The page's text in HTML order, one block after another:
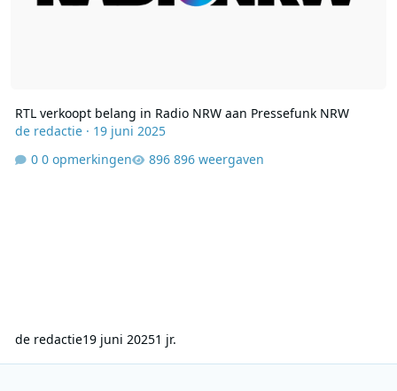
RTL verkoopt belang in Radio NRW aan Pressefunk NRW
de redactie· 19 juni 2025
0 opmerkingen
896 weergaven
de redactie19 juni 20251 jr.